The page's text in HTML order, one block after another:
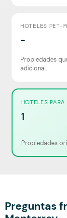
HOTELES PET-
-
Propiedades
adicional.
HOTELES
1
Propiedades
Preguntas